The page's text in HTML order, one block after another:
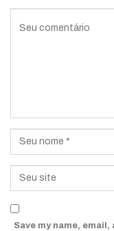
Save my name,